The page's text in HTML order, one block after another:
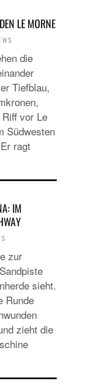
LE MORNE
die
Tiefblau,
vor Le
Südwesten
ragt
IM
zur
sieht.
Runde
zieht die